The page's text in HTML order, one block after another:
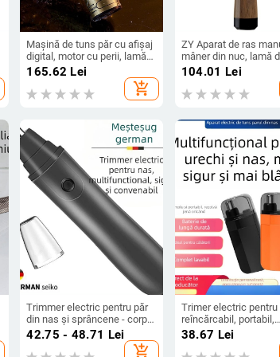
Mașină de tuns păr cu afișaj
digital, motor cu perii, lamă
din oțel inoxidabil, carcasă
impermeabilă, autonomie
baterie 1–3 ore
165.62 Lei
add_shopping_cart
ZY Aparat de ras
mâner din nuc, lamă
set 84
104.01 Lei
Trimmer electric pentru păr
din nas și sprâncene - corp
din ABS, alimentare cu
baterie, cap de tăiere
42.75 - 48.71 Lei
add_shopping_cart
Trimer electric pentru
reîncărcabil, portabil,
compact pentru
38.67 Lei